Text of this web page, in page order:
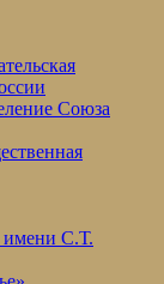
Союза
имени С.Т.